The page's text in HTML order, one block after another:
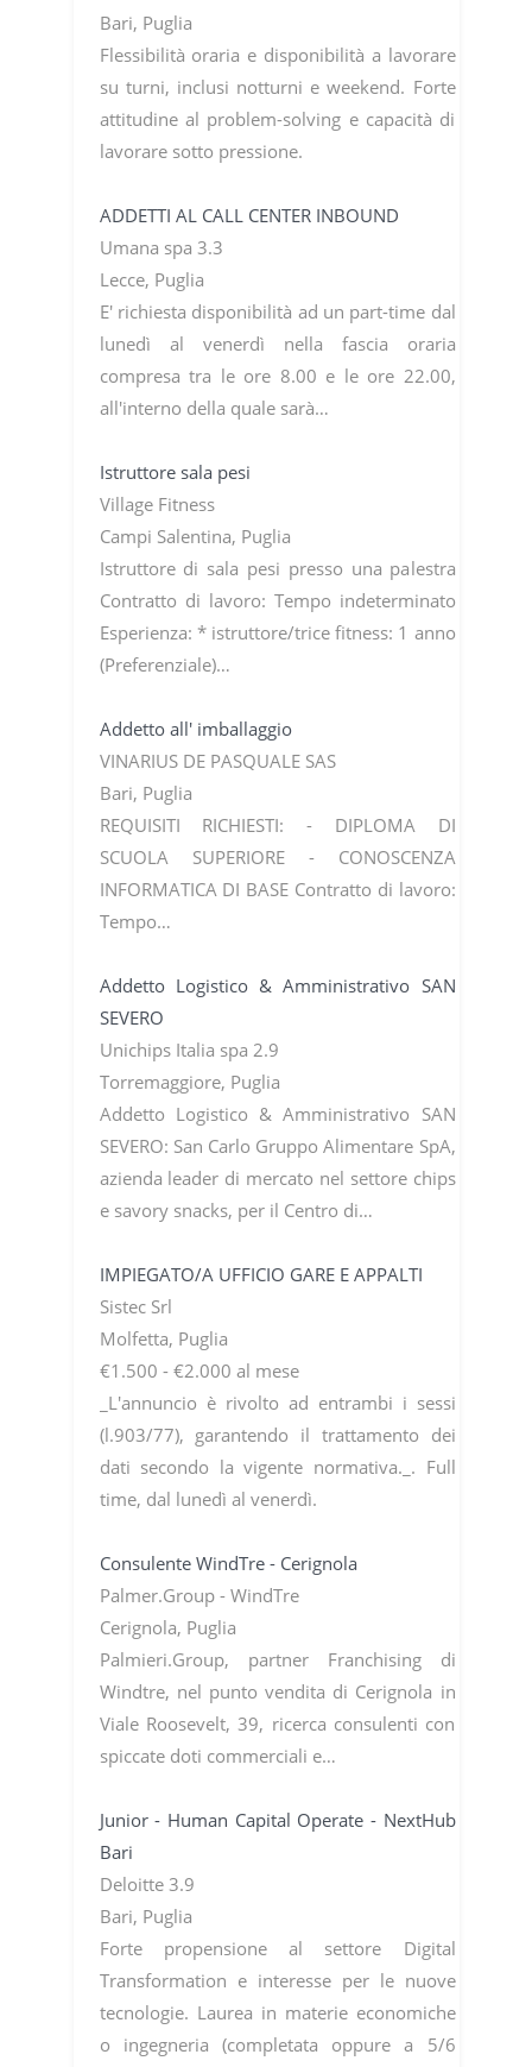
Bari, Puglia
Flessibilità oraria e disponibilità a lavorare
su turni, inclusi notturni e weekend. Forte
attitudine al problem-solving e capacità di
lavorare sotto pressione.
ADDETTI AL CALL CENTER INBOUND
Umana spa 3.3
Lecce, Puglia
E' richiesta disponibilità ad un part-time dal
lunedì al venerdì nella fascia oraria
compresa tra le ore 8.00 e le ore 22.00,
all'interno della quale sarà…
Istruttore sala pesi
Village Fitness
Campi Salentina, Puglia
Istruttore di sala pesi presso una palestra
Contratto di lavoro: Tempo indeterminato
Esperienza: * istruttore/trice fitness: 1 anno
(Preferenziale)…
Addetto all' imballaggio
VINARIUS DE PASQUALE SAS
Bari, Puglia
REQUISITI RICHIESTI: - DIPLOMA DI
SCUOLA SUPERIORE - CONOSCENZA
INFORMATICA DI BASE Contratto di lavoro:
Tempo…
Addetto Logistico & Amministrativo SAN
SEVERO
Unichips Italia spa 2.9
Torremaggiore, Puglia
Addetto Logistico & Amministrativo SAN
SEVERO: San Carlo Gruppo Alimentare SpA,
azienda leader di mercato nel settore chips
e savory snacks, per il Centro di…
IMPIEGATO/A UFFICIO GARE E APPALTI
Sistec Srl
Molfetta, Puglia
€1.500 - €2.000 al mese
_L'annuncio è rivolto ad entrambi i sessi
(l.903/77), garantendo il trattamento dei
dati secondo la vigente normativa._. Full
time, dal lunedì al venerdì.
Consulente WindTre - Cerignola
Palmer.Group - WindTre
Cerignola, Puglia
Palmieri.Group, partner Franchising di
Windtre, nel punto vendita di Cerignola in
Viale Roosevelt, 39, ricerca consulenti con
spiccate doti commerciali e…
Junior - Human Capital Operate - NextHub
Bari
Deloitte 3.9
Bari, Puglia
Forte propensione al settore Digital
Transformation e interesse per le nuove
tecnologie. Laurea in materie economiche
o ingegneria (completata oppure a 5/6